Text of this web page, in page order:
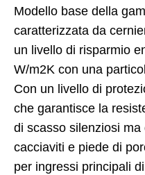
Modello base della
caratterizzata da
un livello di risparmio
W/m2K con una
Con un livello di
che garantisce la
di scasso silenziosi
cacciaviti e piede di
per ingressi principali